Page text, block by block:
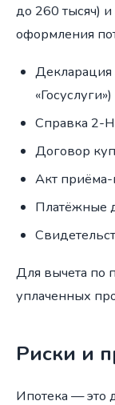
до 260 тысяч)
оформления
«Госуслуги»)
Справка 2-
Договор
Акт приёма-
Платёжные
Для вычета по
уплаченных
Риски и
Ипотека — это